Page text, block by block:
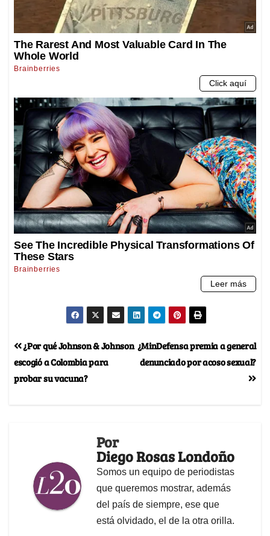
¿MinDefensa premia a general
denunciado por acoso sexual?
¿Por qué Johnson & Johnson
escogió a Colombia para
probar su vacuna?
Por
Diego Rosas Londoño
Somos un equipo de periodistas
que queremos mostrar, además
del país de siempre, ese que
está olvidado, el de la otra orilla.